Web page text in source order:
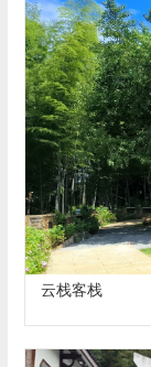
云栈客栈